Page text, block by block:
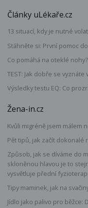
Články uLékaře.cz
13 situací, kdy je nutné
Stáhněte si: První pomoc
Co pomáhá na oteklé
TEST: Jak dobře se vyznáte
Výsledky testu EQ: Co
Žena-in.cz
Kvůli migréně jsem málem
Pět tipů, jak začít
Způsob, jak se díváme do
skloněnou hlavou je to
vysvětluje přední
Tipy maminek, jak na
Jídlo jako palivo pro běžce: